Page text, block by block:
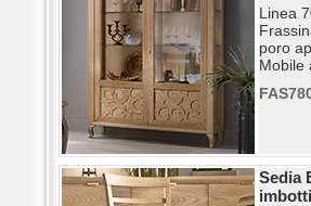
Linea
poro
Mobile
Sedia